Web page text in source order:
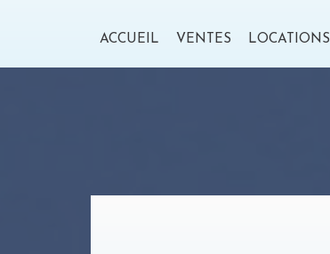
ACCUEIL VENTES LOCATIONS